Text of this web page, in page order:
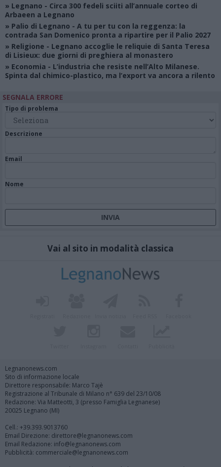
» Legnano - Circa 300 fedeli sciiti all’annuale corteo di
Arbaeen a Legnano
» Palio di Legnano - A tu per tu con la reggenza: la
contrada San Domenico pronta a ripartire per il Palio 2027
» Religione - Legnano accoglie le reliquie di Santa Teresa
di Lisieux: due giorni di preghiera al monastero
» Economia - L’industria che resiste nell’Alto Milanese.
Spinta dal chimico-plastico, ma l’export va ancora a rilento
SEGNALA ERRORE
Tipo di problema
Descrizione
Email
Nome
Vai al sito in modalità classica
Legnanonews.com
Sito di informazione locale
Direttore responsabile: Marco Tajè
Registrazione al Tribunale di Milano n° 639 del 23/10/08
Redazione: Via Matteotti, 3 (presso Famiglia Legnanese)
20025 Legnano (MI)
Cell.: +39.393.9013760
Email Direzione: direttore@legnanonews.com
Email Redazione: info@legnanonews.com
Pubblicità: commerciale@legnanonews.com